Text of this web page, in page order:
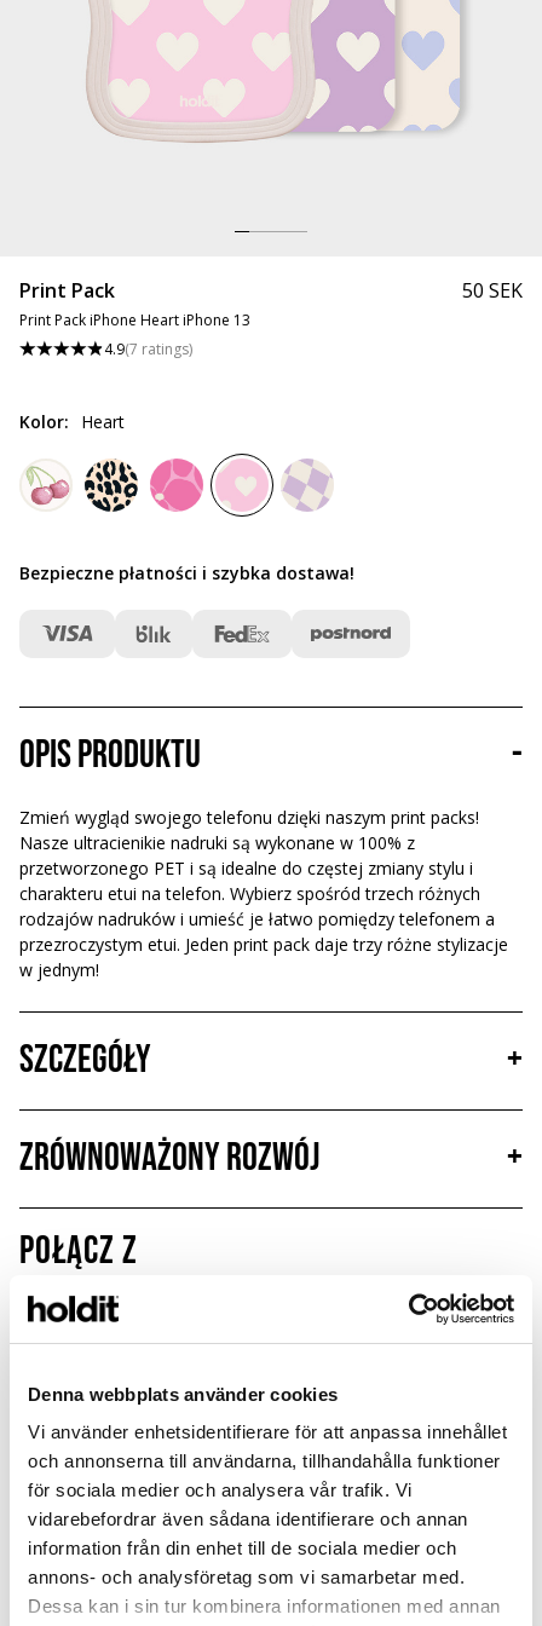
Denna webbplats använder cookies
Vi använder enhetsidentifierare för att anpassa innehållet
och annonserna till användarna, tillhandahålla funktioner
för sociala medier och analysera vår trafik. Vi
vidarebefordrar även sådana identifierare och annan
information från din enhet till de sociala medier och
annons- och analysföretag som vi samarbetar med.
Dessa kan i sin tur kombinera informationen med annan
Print Pack
Print Pack iPhone Heart iPhone 13
4.9(7 ratings)
50 SEK
Kolor: Heart
Bezpieczne płatności i szybka dostawa!
Opis produktu -
Zmień wygląd swojego telefonu dzięki naszym print packs!
Nasze ultracienikie nadruki są wykonane w 100% z
przetworzonego PET i są idealne do częstej zmiany stylu i
charakteru etui na telefon. Wybierz spośród trzech różnych
rodzajów nadruków i umieść je łatwo pomiędzy telefonem a
przezroczystym etui. Jeden print pack daje trzy różne stylizacje
w jednym!
Szczegóły +
Zrównoważony rozwój
+
Połącz z